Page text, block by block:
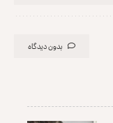
بدون دیدگاه